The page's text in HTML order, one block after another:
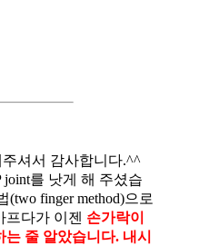
셔서 감사합니다.^^
를 낫게 해 주셨습
finger method)으로
프다가 이젠 손가락이
줄 알았습니다. 내시